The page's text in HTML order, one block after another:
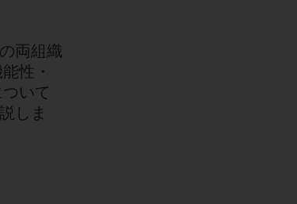
両組織
性・
いて
しま